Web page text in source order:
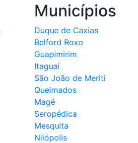
Municípios
Duque de Caxias
Belford Roxo
Guapimirim
Itaguaí
São João de Meriti
Queimados
Magé
Seropédica
Mesquita
Nilópolis